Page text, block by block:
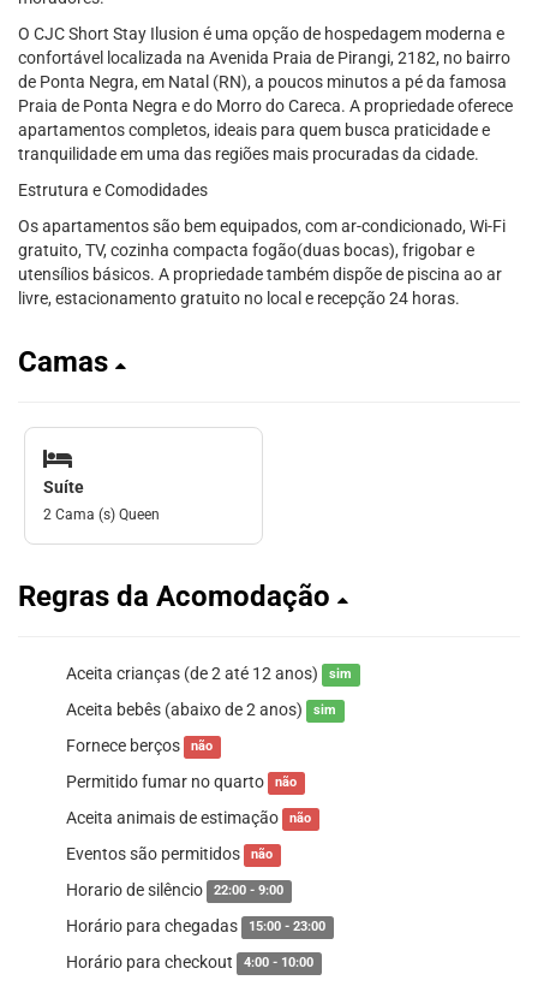
O CJC Short Stay Ilusion é uma opção de hospedagem moderna e
confortável localizada na Avenida Praia de Pirangi, 2182, no bairro
de Ponta Negra, em Natal (RN), a poucos minutos a pé da famosa
Praia de Ponta Negra e do Morro do Careca. A propriedade oferece
apartamentos completos, ideais para quem busca praticidade e
tranquilidade em uma das regiões mais procuradas da cidade.
Estrutura e Comodidades
Os apartamentos são bem equipados, com ar-condicionado, Wi-Fi
gratuito, TV, cozinha compacta fogão(duas bocas), frigobar e
utensílios básicos. A propriedade também dispõe de piscina ao ar
livre, estacionamento gratuito no local e recepção 24 horas.
Camas
Suíte
2 Cama (s) Queen
Regras da Acomodação
Aceita crianças (de 2 até 12 anos) sim
Aceita bebês (abaixo de 2 anos) sim
Fornece berços não
Permitido fumar no quarto não
Aceita animais de estimação não
Eventos são permitidos não
Horario de silêncio 22:00 - 9:00
Horário para chegadas 15:00 - 23:00
Horário para checkout 4:00 - 10:00